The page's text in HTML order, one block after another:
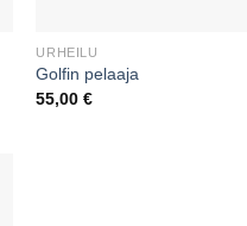
URHEILU
Golfin pelaaja
55,00€